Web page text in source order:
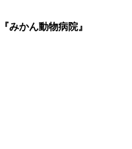
みかん動物病院』